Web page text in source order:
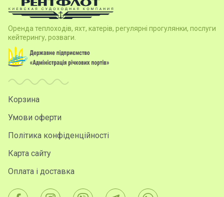
Оренда теплоходів, яхт, катерів, регулярні прогулянки, послуги
кейтерингу, розваги.
Корзина
Умови оферти
Політика конфіденційності
Карта сайту
Оплата і доставка